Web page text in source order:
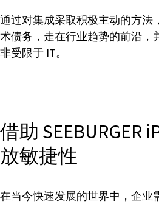
通过对集成采取积极主动的方法
术债务，走在行业趋势的前沿
非受限于 IT。
借助 SEEBURGER
放敏捷性
在当今快速发展的世界中，企业